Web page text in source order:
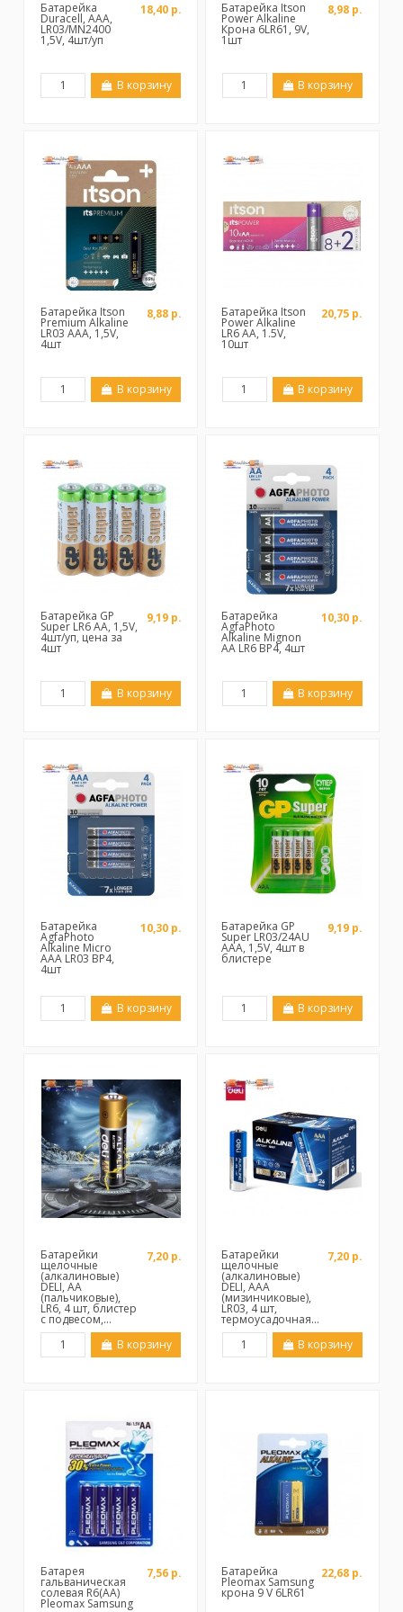
Батарейка
Duracell, AAA,
LR03/MN2400
1,5V, 4шт/уп
18,40 р.
В корзину
Батарейка Itson
Power Alkaline
Крона 6LR61, 9V,
1шт
8,98 р.
В корзину
Батарейка Itson
Premium Alkaline
LR03 AAA, 1,5V,
4шт
8,88 р.
В корзину
Батарейка Itson
Power Alkaline
LR6 AA, 1.5V,
10шт
20,75 р.
В корзину
Батарейка GP
Super LR6 AA, 1,5V,
4шт/уп, цена за
4шт
9,19 р.
В корзину
Батарейка
AgfaPhoto
Alkaline Mignon
AA LR6 BP4, 4шт
10,30 р.
В корзину
Батарейка
AgfaPhoto
Alkaline Micro
AAA LR03 BP4,
4шт
10,30 р.
В корзину
Батарейка GP
Super LR03/24AU
ААА, 1,5V, 4шт в
блистере
9,19 р.
В корзину
Батарейки
щелочные
(алкалиновые)
DELI, АА
(пальчиковые),
LR6, 4 шт, блистер
с подвесом,...
7,20 р.
В корзину
Батарейки
щелочные
(алкалиновые)
DELI, ААА
(мизинчиковые),
LR03, 4 шт,
термоусадочная...
7,20 р.
В корзину
Батарея
гальваническая
солевая R6(АА)
Pleomax Samsung
7,56 р. Батарейка
Pleomax Samsung
крона 9 V 6LR61
22,68 р.